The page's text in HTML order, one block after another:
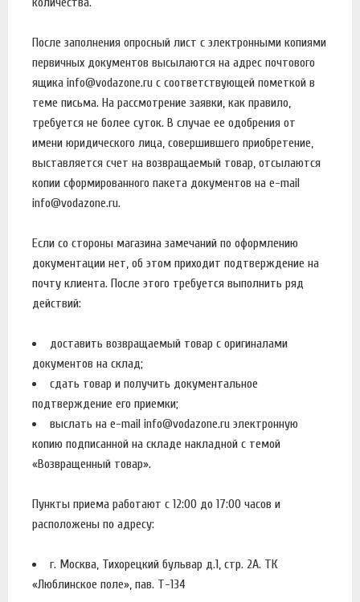
После заполнения опросный лист с электронными копиями
первичных документов высылаются на адрес почтового
ящика info@vodazone.ru с соответствующей пометкой в
теме письма. На рассмотрение заявки, как правило,
требуется не более суток. В случае ее одобрения от
имени юридического лица, совершившего приобретение,
выставляется счет на возвращаемый товар, отсылаются
копии сформированного пакета документов на e-mail
info@vodazone.ru.
Если со стороны магазина замечаний по оформлению
документации нет, об этом приходит подтверждение на
почту клиента. После этого требуется выполнить ряд
действий:
доставить возвращаемый товар с оригиналами
документов на склад;
сдать товар и получить документальное
подтверждение его приемки;
выслать на e-mail info@vodazone.ru электронную
копию подписанной на складе накладной с темой
«Возвращенный товар».
Пункты приема работают с 12:00 до 17:00 часов и
расположены по адресу:
г. Москва, Тихорецкий бульвар д.1, стр. 2А. ТК
«Люблинское поле», пав. Т-134